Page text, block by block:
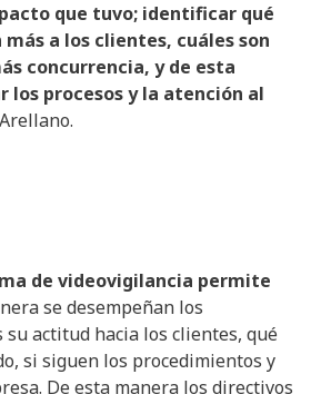
que tuvo; identificar qué
a los clientes, cuáles son
concurrencia, y de esta
los procesos y la atención al
de videovigilancia permite
se desempeñan los
su actitud hacia los clientes, qué
si siguen los procedimientos y
De esta manera los directivos